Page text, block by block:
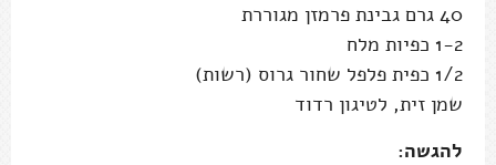
40 גרם גבינת פרמזן מגוררת
1-2 כפיות מלח
1/2 כפית פלפל שחור גרוס (רשות)
שמן זית, לטיגון רדוד
להגשה: